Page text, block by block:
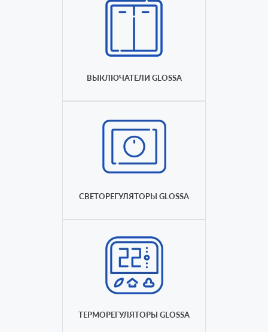
ВЫКЛЮЧАТЕЛИ GLOSSA
СВЕТОРЕГУЛЯТОРЫ GLOSSA
ТЕРМОРЕГУЛЯТОРЫ GLOSSA